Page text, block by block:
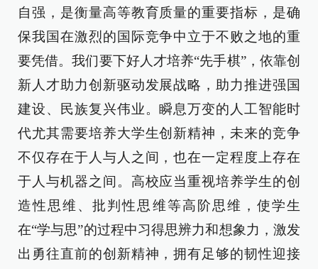
自强，是衡量高等教育质量的重要指标，是确
保我国在激烈的国际竞争中立于不败之地的重
要凭借。我们要下好人才培养“先手棋”，依靠创
新人才助力创新驱动发展战略，助力推进强国
建设、民族复兴伟业。瞬息万变的人工智能时
代尤其需要培养大学生创新精神，未来的竞争
不仅存在于人与人之间，也在一定程度上存在
于人与机器之间。高校应当重视培养学生的创
造性思维、批判性思维等高阶思维，使学生
在“学与思”的过程中习得思辨力和想象力，激发
出勇往直前的创新精神，拥有足够的韧性迎接